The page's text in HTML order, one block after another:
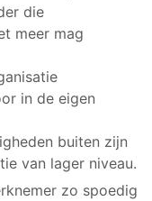
die
meer mag
in de eigen
buiten zijn
van lager niveau.
zo spoedig